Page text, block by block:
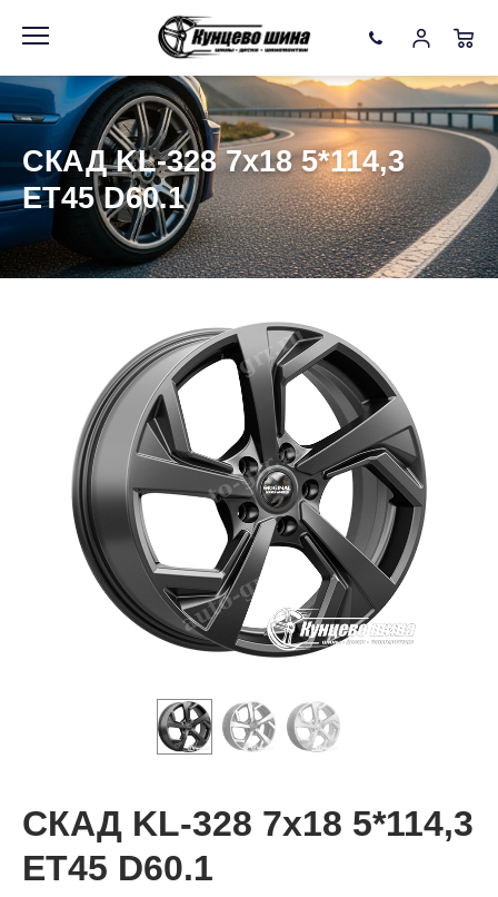
СКАД KL-328 7x18 5*114,3
ET45 D60.1
СКАД KL-328 7x18 5*114,3
ET45 D60.1
Информация Фото товара